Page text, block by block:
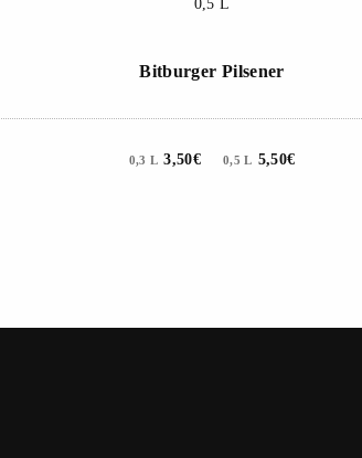
0,5 L
Bitburger Pilsener
0,3 L 3,50€ 0,5 L 5,50€